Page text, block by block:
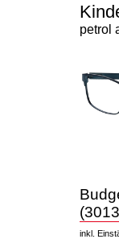
petrol
inkl.